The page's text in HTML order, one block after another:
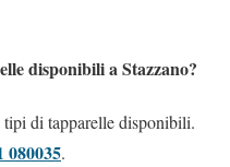
disponibili a Stazzano?
di tapparelle disponibili.
080035.